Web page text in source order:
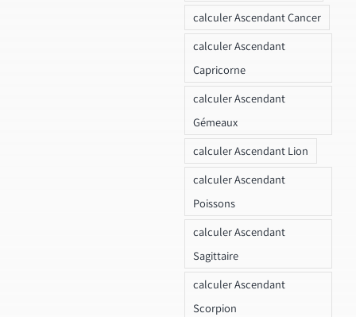
calculer Ascendant Cancer
calculer Ascendant
Capricorne
calculer Ascendant
Gémeaux
calculer Ascendant Lion
calculer Ascendant
Poissons
calculer Ascendant
Sagittaire
calculer Ascendant
Scorpion